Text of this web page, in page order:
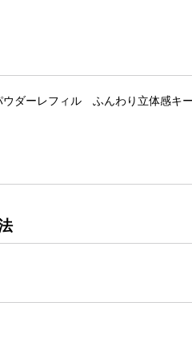
ダーレフィル ふんわり立体感キ